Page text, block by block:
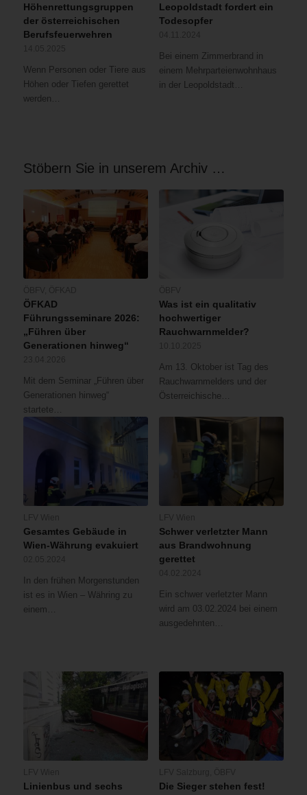
Höhenrettungsgruppen
der österreichischen
Berufsfeuerwehren
Wenn Personen oder Tiere aus
Höhen oder Tiefen gerettet
werden…
Leopoldstadt fordert ein
Todesopfer
Bei einem Zimmerbrand in
einem Mehrparteienwohnhaus
in der Leopoldstadt…
Stöbern Sie in unserem Archiv …
ÖFKAD
Führungsseminare 2026:
„Führen über
Generationen hinweg“
Mit dem Seminar „Führen über
Generationen hinweg“
startete…
Was ist ein qualitativ
hochwertiger
Rauchwarnmelder?
Am 13. Oktober ist Tag des
Rauchwarnmelders und der
Österreichische…
Gesamtes Gebäude in
Wien-Währung evakuiert
In den frühen Morgenstunden
ist es in Wien – Währing zu
einem…
Schwer verletzter Mann
aus Brandwohnung
gerettet
Ein schwer verletzter Mann
wird am 03.02.2024 bei einem
ausgedehnten…
Linienbus und sechs
Die Sieger stehen fest!